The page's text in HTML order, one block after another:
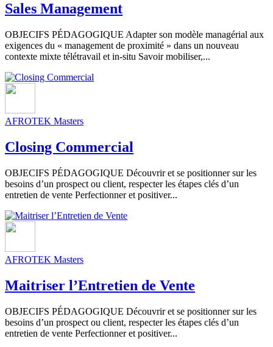
Sales Management
OBJECIFS PÉDAGOGIQUE Adapter son modèle managérial aux
exigences du « management de proximité » dans un nouveau
contexte mixte télétravail et in-situ Savoir mobiliser,...
AFROTEK Masters
Closing Commercial
OBJECIFS PÉDAGOGIQUE Découvrir et se positionner sur les
besoins d’un prospect ou client, respecter les étapes clés d’un
entretien de vente Perfectionner et positiver...
AFROTEK Masters
Maitriser l’Entretien de Vente
OBJECIFS PÉDAGOGIQUE Découvrir et se positionner sur les
besoins d’un prospect ou client, respecter les étapes clés d’un
entretien de vente Perfectionner et positiver...